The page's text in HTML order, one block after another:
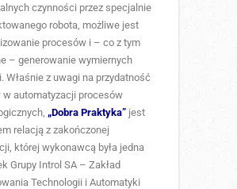
czynności przez specjalnie
robota, możliwe jest
procesów i – co z tym
– generowanie wymiernych
Właśnie z uwagi na przydatność
w automatyzacji procesów
„Dobra Praktyka” jest
relacją z zakończonej
której wykonawcą była jedna
Grupy Introl SA – Zakład
Technologii i Automatyki